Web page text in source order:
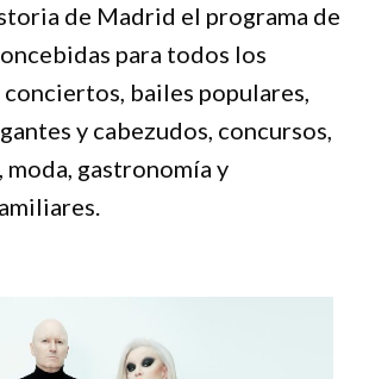
de Madrid el programa de
para todos los
bailes populares,
y cabezudos, concursos,
moda, gastronomía y